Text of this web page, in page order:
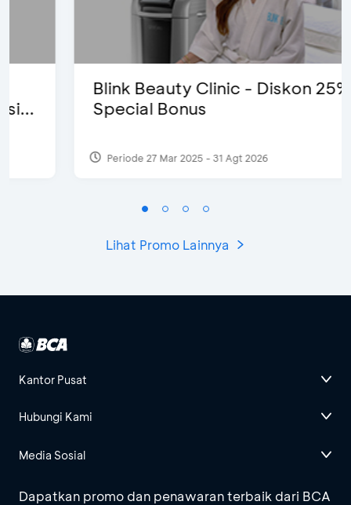
Blink Beauty Clinic - Diskon 25% &
Special Bonus
Periode 27 Mar 2025 - 31 Agt 2026
Lihat Promo Lainnya
Kantor Pusat
Hubungi Kami
Media Sosial
Dapatkan promo dan penawaran terbaik dari BCA